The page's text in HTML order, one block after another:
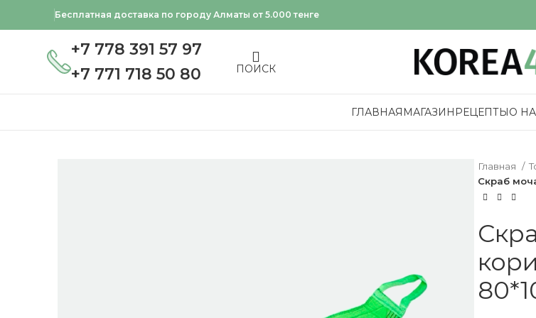
Бесплатная доставка по городу Алматы от 5.000 тенге
+7 778 391 57 97
+7 771 718 50 80
ПОИСК
ГЛАВНАЯ МАГАЗИН РЕЦЕПТЫО
Главная
Скраб